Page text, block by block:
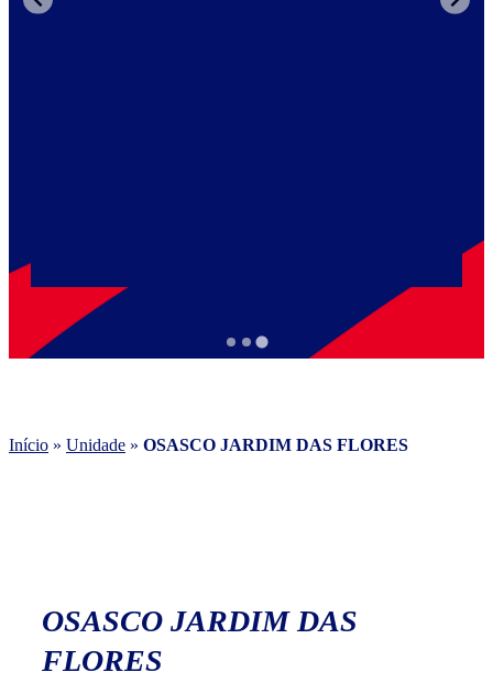
Início » Unidade » OSASCO JARDIM DAS FLORES
OSASCO JARDIM DAS
FLORES